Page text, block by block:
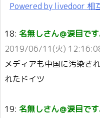
Powered by livedoor 相
18: 名無しさん＠涙目で
2019/06/11(火)
メディアも中国に汚染さ
れたドイツ
19: 名無しさん＠涙目で